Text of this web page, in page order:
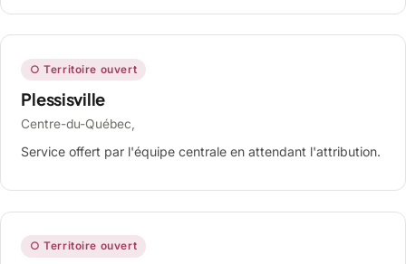
○ Territoire ouvert
Plessisville
Centre-du-Québec,
Service offert par l'équipe centrale en attendant l'attribution.
○ Territoire ouvert